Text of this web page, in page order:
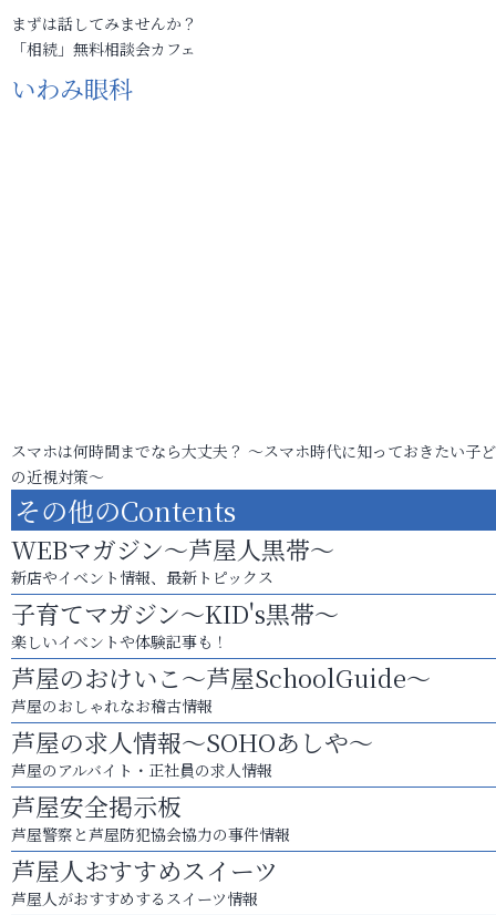
まずは話してみませんか？
「相続」無料相談会カフェ
いわみ眼科
スマホは何時間までなら大丈夫？ ～スマホ時代に知っておきたい子
の近視対策～
その他のContents
WEBマガジン～芦屋人黒帯～
新店やイベント情報、最新トピックス
子育てマガジン～KID's黒帯～
楽しいイベントや体験記事も！
芦屋のおけいこ～芦屋SchoolGuide～
芦屋のおしゃれなお稽古情報
芦屋の求人情報～SOHOあしや～
芦屋のアルバイト・正社員の求人情報
芦屋安全掲示板
芦屋警察と芦屋防犯協会協力の事件情報
芦屋人おすすめスイーツ
芦屋人がおすすめするスイーツ情報